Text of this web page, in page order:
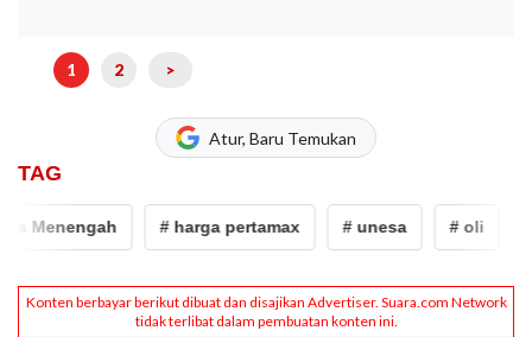
1 2 >
Atur, Baru Temukan
TAG
Menengah # harga pertamax # unesa # oli